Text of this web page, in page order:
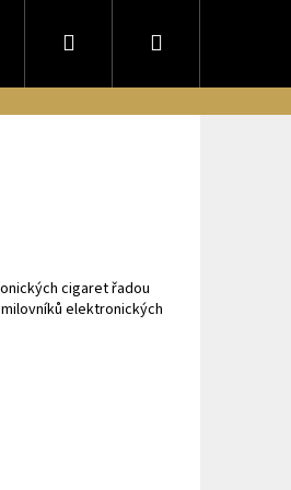
DORUČENIE NA SLOVENSKO
PřihlášeníNákupní
cigaret řadou
elektronických